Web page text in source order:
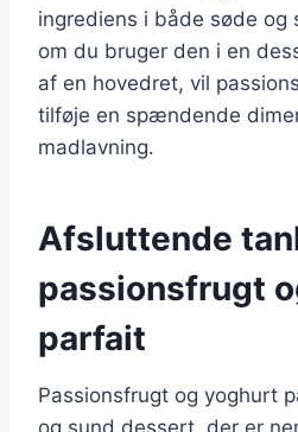
ingrediens i både søde og
om du bruger den i en
af en hovedret, vil
tilføje en spændende
madlavning.
Afsluttende
passionsfrugt
parfait
Passionsfrugt og yoghurt
og sund dessert, der er